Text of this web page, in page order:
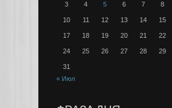
3 4 5 6 7 8
10 11 12 13 14 15
17 18 19 20 21 22
24 25 26 27 28 29
31
« Июл